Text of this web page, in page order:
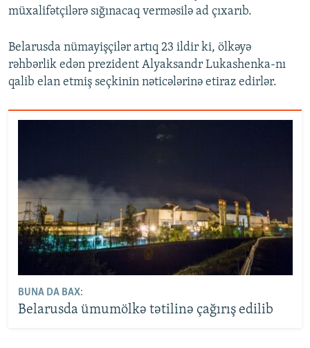
müxalifətçilərə sığınacaq verməsilə ad çıxarıb.
Belarusda nümayişçilər artıq 23 ildir ki, ölkəyə
rəhbərlik edən prezident Alyaksandr Lukashenka-nı
qalib elan etmiş seçkinin nəticələrinə etiraz edirlər.
BUNA DA BAX:
Belarusda ümumölkə tətilinə çağırış edilib